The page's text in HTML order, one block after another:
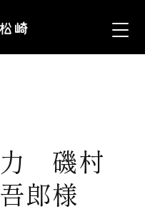
力 磯村
郎様